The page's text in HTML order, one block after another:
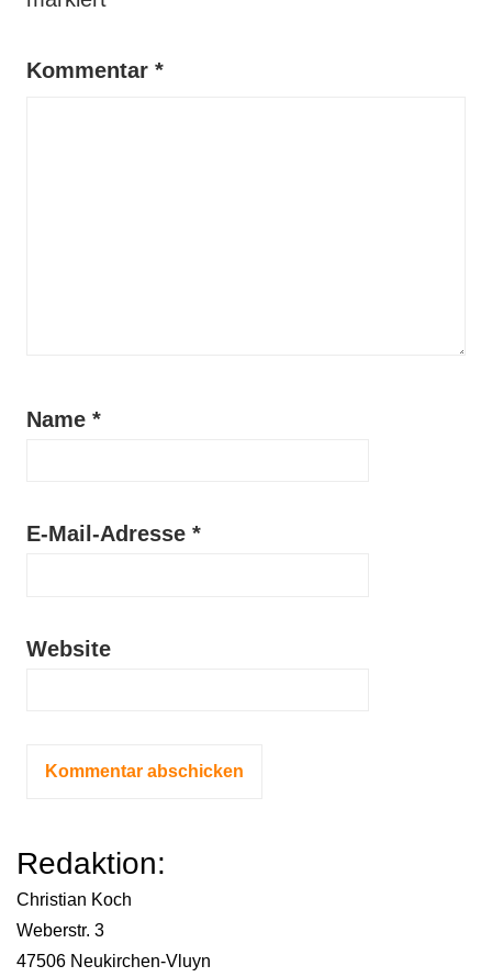
Kommentar *
Name *
E-Mail-Adresse *
Website
Redaktion:
Christian Koch
Weberstr. 3
47506 Neukirchen-Vluyn